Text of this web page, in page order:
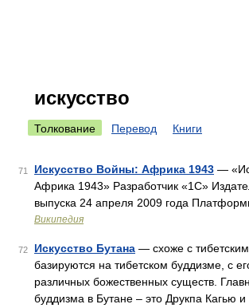
искусство
Толкование Перевод Книги
71 Искусство Войны: Африка 1943 —
Африка 1943» Разработчик «1C»
выпуска 24 апреля 2009 года
Википедия
72 Искусство Бутана — схоже с
базируются на тибетском буддизме, с
различных божественных существ.
буддизма в Бутане – это Друкпа Кагью